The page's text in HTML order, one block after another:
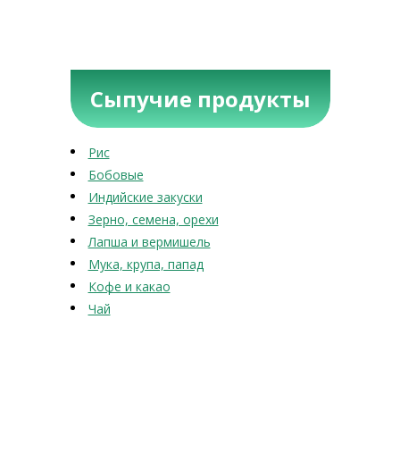
Сыпучие продукты
Рис
Бобовые
Индийские закуски
Зерно, семена, орехи
Лапша и вермишель
Мука, крупа, папад
Кофе и какао
Чай